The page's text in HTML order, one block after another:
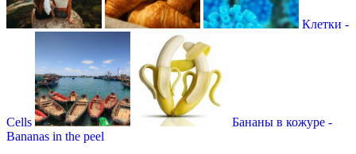
Клетки -
Сells
Бананы в кожуре -
Bananas in the peel